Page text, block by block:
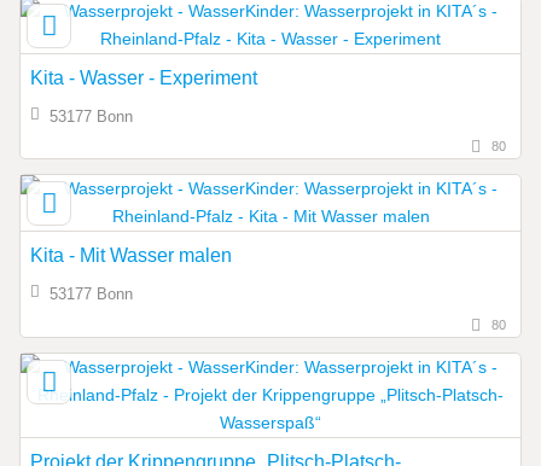
Kita - Wasser - Experiment
53177 Bonn
80
Kita - Mit Wasser malen
53177 Bonn
80
Projekt der Krippengruppe „Plitsch-Platsch-